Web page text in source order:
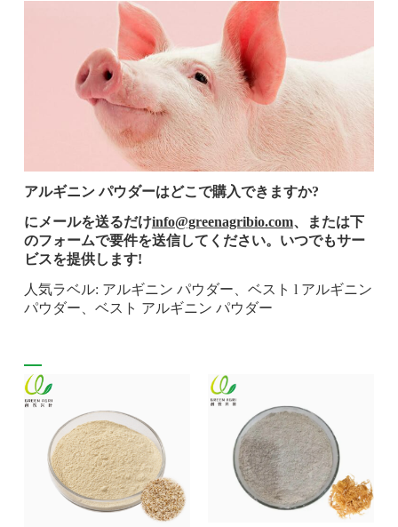
アルギニン パウダーはどこで購入できますか?
にメールを送るだけinfo@greenagribio.com、または下
のフォームで要件を送信してください。いつでもサー
ビスを提供します!
人気ラベル: アルギニン パウダー、ベスト l アルギニン
パウダー、ベスト アルギニン パウダー